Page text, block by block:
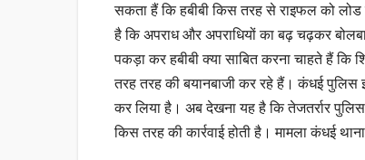
सकता हैं कि हबीबी किस तरह से राइफल को
है कि अपराध और अपराधियों का बढ़ चढ़कर
पकड़ा कर हबीबी क्या साबित करना चाहते हैं कि
तरह तरह की बयानबाजी कर रहे हैं। कंधई पुलिस
कर लिया है। अब देखना यह है कि तेजतर्रार
किस तरह की कार्रवाई होती है। मामला कंधई